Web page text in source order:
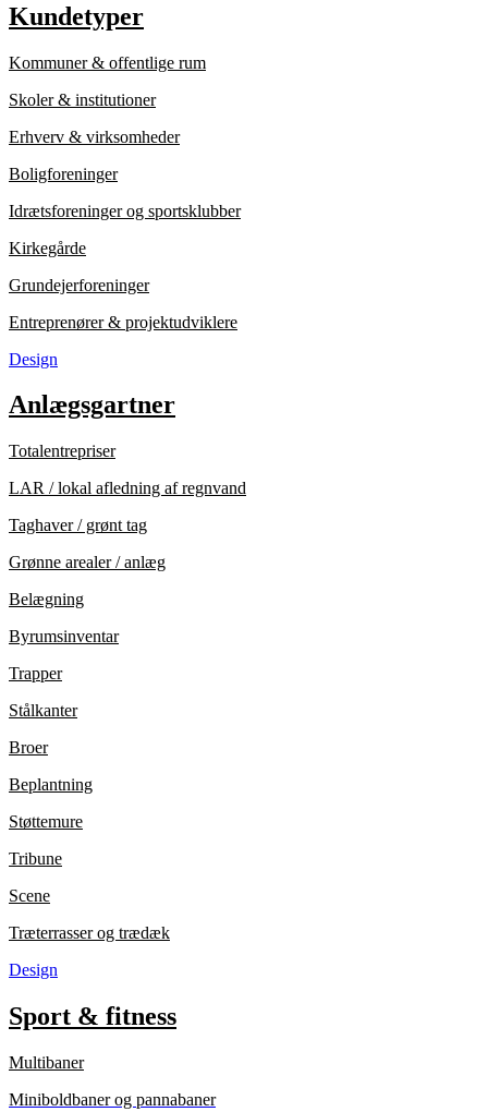
Kundetyper
Kommuner & offentlige rum
Skoler & institutioner
Erhverv & virksomheder
Boligforeninger
Idrætsforeninger og sportsklubber
Kirkegårde
Grundejerforeninger
Entreprenører & projektudviklere
Design
Anlægsgartner
Totalentrepriser
LAR / lokal afledning af regnvand
Taghaver / grønt tag
Grønne arealer / anlæg
Belægning
Byrumsinventar
Trapper
Stålkanter
Broer
Beplantning
Støttemure
Tribune
Scene
Træterrasser og trædæk
Design
Sport & fitness
Multibaner
Miniboldbaner og pannabaner